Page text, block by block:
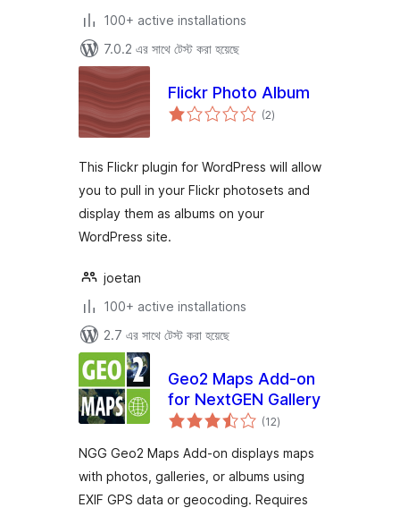
100+ active installations
7.0.2 এর সাথে টেস্ট করা হয়েছে
Flickr Photo Album
(2total
ratings
)
This Flickr plugin for WordPress will allow
you to pull in your Flickr photosets and
display them as albums on your
WordPress site.
joetan
100+ active installations
2.7 এর সাথে টেস্ট করা হয়েছে
Geo2 Maps Add-on
for NextGEN Gallery
(12total
ratings
)
NGG Geo2 Maps Add-on displays maps
with photos, galleries, or albums using
EXIF GPS data or geocoding. Requires